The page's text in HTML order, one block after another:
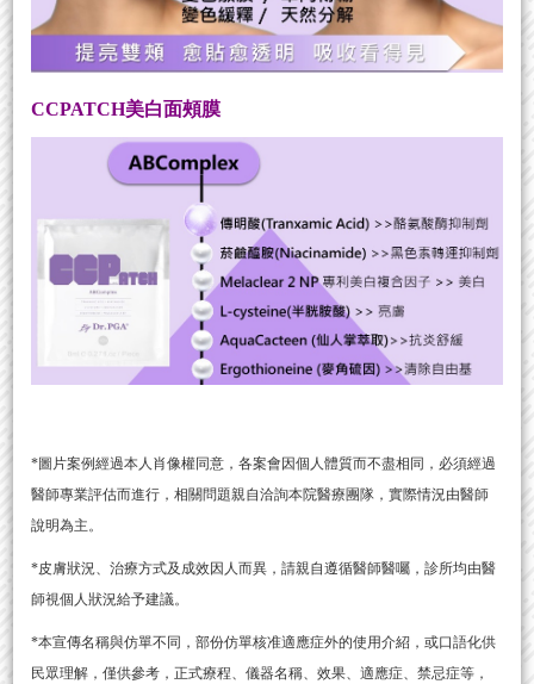
CCPATCH美白面頰膜
*圖片案例經過本人肖像權同意，各案會因個人體質而不盡相同，必須經過
醫師專業評估而進行，相關問題親自洽詢本院醫療團隊，實際情況由醫師
說明為主。
*皮膚狀況、治療方式及成效因人而異，請親自遵循醫師醫囑，診所均由醫
師視個人狀況給予建議。
*本宣傳名稱與仿單不同，部份仿單核准適應症外的使用介紹，或口語化供
民眾理解，僅供參考，正式療程、儀器名稱、效果、適應症、禁忌症等，